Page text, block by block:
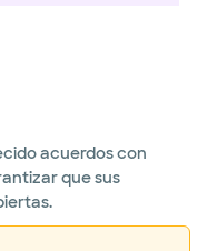
acuerdos con
que sus